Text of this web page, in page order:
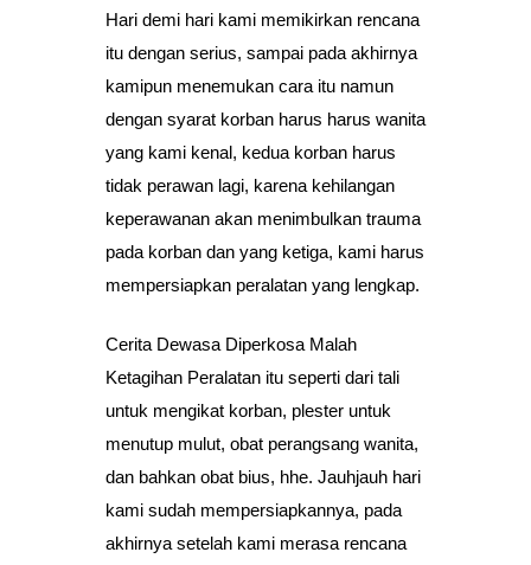
Hari demi hari kami memikirkan rencana
itu dengan serius, sampai pada akhirnya
kamipun menemukan cara itu namun
dengan syarat korban harus harus wanita
yang kami kenal, kedua korban harus
tidak perawan lagi, karena kehilangan
keperawanan akan menimbulkan trauma
pada korban dan yang ketiga, kami harus
mempersiapkan peralatan yang lengkap.
Cerita Dewasa Diperkosa Malah
Ketagihan Peralatan itu seperti dari tali
untuk mengikat korban, plester untuk
menutup mulut, obat perangsang wanita,
dan bahkan obat bius, hhe. Jauhjauh hari
kami sudah mempersiapkannya, pada
akhirnya setelah kami merasa rencana